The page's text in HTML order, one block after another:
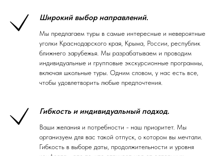
Широкий выбор направлений.
Мы предлагаем туры в самые интересные и невероятные
уголки Краснодарского края, Крыма, России, республик
ближнего зарубежья. Мы разрабатываем и проводим
индивидуальные и групповые экскурсионные программы,
включая школьные туры. Одним словом, у нас есть все,
чтобы удовлетворить любые предпочтения.
Гибкость и индивидуальный подход.
Ваши желания и потребности - наш приоритет. Мы
организуем для вас такой отпуск, о котором вы мечтали.
Гибкость в выборе даты, продолжительности и уровня